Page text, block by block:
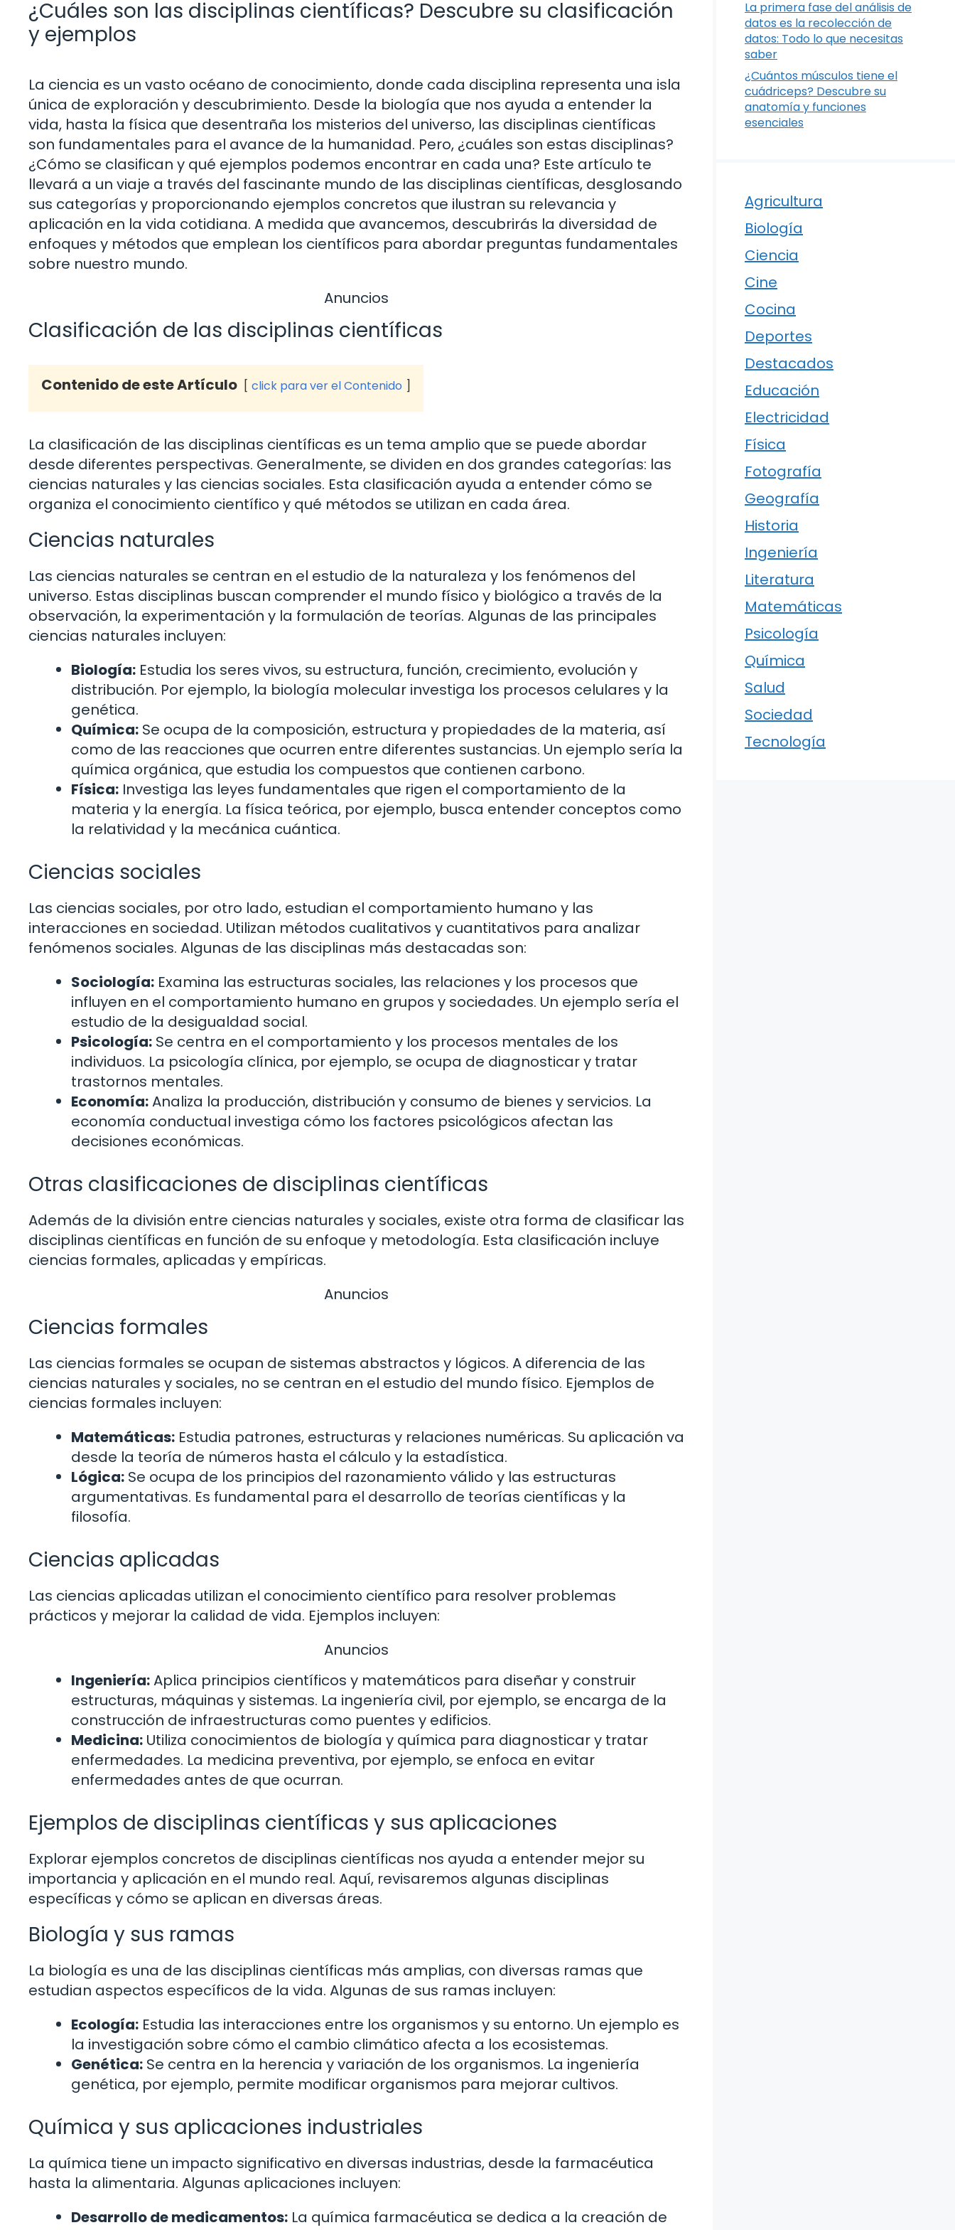
¿Cuáles son las disciplinas científicas? Descubre su clasificación
y ejemplos
La ciencia es un vasto océano de conocimiento, donde cada disciplina representa una isla
única de exploración y descubrimiento. Desde la biología que nos ayuda a entender la
vida, hasta la física que desentraña los misterios del universo, las disciplinas científicas
son fundamentales para el avance de la humanidad. Pero, ¿cuáles son estas disciplinas?
¿Cómo se clasifican y qué ejemplos podemos encontrar en cada una? Este artículo te
llevará a un viaje a través del fascinante mundo de las disciplinas científicas, desglosando
sus categorías y proporcionando ejemplos concretos que ilustran su relevancia y
aplicación en la vida cotidiana. A medida que avancemos, descubrirás la diversidad de
enfoques y métodos que emplean los científicos para abordar preguntas fundamentales
sobre nuestro mundo.
Anuncios
Clasificación de las disciplinas científicas
Contenido de este Artículo click para ver el Contenido
La clasificación de las disciplinas científicas es un tema amplio que se puede abordar
desde diferentes perspectivas. Generalmente, se dividen en dos grandes categorías: las
ciencias naturales y las ciencias sociales. Esta clasificación ayuda a entender cómo se
organiza el conocimiento científico y qué métodos se utilizan en cada área.
Ciencias naturales
Las ciencias naturales se centran en el estudio de la naturaleza y los fenómenos del
universo. Estas disciplinas buscan comprender el mundo físico y biológico a través de la
observación, la experimentación y la formulación de teorías. Algunas de las principales
ciencias naturales incluyen:
Biología: Estudia los seres vivos, su estructura, función, crecimiento, evolución y
distribución. Por ejemplo, la biología molecular investiga los procesos celulares y la
genética.
Química: Se ocupa de la composición, estructura y propiedades de la materia, así
como de las reacciones que ocurren entre diferentes sustancias. Un ejemplo sería la
química orgánica, que estudia los compuestos que contienen carbono.
Física: Investiga las leyes fundamentales que rigen el comportamiento de la
materia y la energía. La física teórica, por ejemplo, busca entender conceptos como
la relatividad y la mecánica cuántica.
Ciencias sociales
Las ciencias sociales, por otro lado, estudian el comportamiento humano y las
interacciones en sociedad. Utilizan métodos cualitativos y cuantitativos para analizar
fenómenos sociales. Algunas de las disciplinas más destacadas son:
Sociología: Examina las estructuras sociales, las relaciones y los procesos que
influyen en el comportamiento humano en grupos y sociedades. Un ejemplo sería el
estudio de la desigualdad social.
Psicología: Se centra en el comportamiento y los procesos mentales de los
individuos. La psicología clínica, por ejemplo, se ocupa de diagnosticar y tratar
trastornos mentales.
Economía:Analiza la producción, distribución y consumo de bienes y servicios. La
economía conductual investiga cómo los factores psicológicos afectan las
decisiones económicas.
Otras clasificaciones de disciplinas científicas
Además de la división entre ciencias naturales y sociales, existe otra forma de clasificar las
disciplinas científicas en función de su enfoque y metodología. Esta clasificación incluye
ciencias formales, aplicadas y empíricas.
Anuncios
Ciencias formales
Las ciencias formales se ocupan de sistemas abstractos y lógicos. A diferencia de las
ciencias naturales y sociales, no se centran en el estudio del mundo físico. Ejemplos de
ciencias formales incluyen:
Matemáticas: Estudia patrones, estructuras y relaciones numéricas. Su aplicación va
desde la teoría de números hasta el cálculo y la estadística.
Lógica: Se ocupa de los principios del razonamiento válido y las estructuras
argumentativas. Es fundamental para el desarrollo de teorías científicas y la
filosofía.
Ciencias aplicadas
Las ciencias aplicadas utilizan el conocimiento científico para resolver problemas
prácticos y mejorar la calidad de vida. Ejemplos incluyen:
Anuncios
Ingeniería:Aplica principios científicos y matemáticos para diseñar y construir
estructuras, máquinas y sistemas. La ingeniería civil, por ejemplo, se encarga de la
construcción de infraestructuras como puentes y edificios.
Medicina: Utiliza conocimientos de biología y química para diagnosticar y tratar
enfermedades. La medicina preventiva, por ejemplo, se enfoca en evitar
enfermedades antes de que ocurran.
Ejemplos de disciplinas científicas y sus aplicaciones
Explorar ejemplos concretos de disciplinas científicas nos ayuda a entender mejor su
importancia y aplicación en el mundo real. Aquí, revisaremos algunas disciplinas
específicas y cómo se aplican en diversas áreas.
Biología y sus ramas
La biología es una de las disciplinas científicas más amplias, con diversas ramas que
estudian aspectos específicos de la vida. Algunas de sus ramas incluyen:
Ecología: Estudia las interacciones entre los organismos y su entorno. Un ejemplo es
la investigación sobre cómo el cambio climático afecta a los ecosistemas.
Genética: Se centra en la herencia y variación de los organismos. La ingeniería
genética, por ejemplo, permite modificar organismos para mejorar cultivos.
Química y sus aplicaciones industriales
La química tiene un impacto significativo en diversas industrias, desde la farmacéutica
hasta la alimentaria. Algunas aplicaciones incluyen:
Desarrollo de medicamentos: La química farmacéutica se dedica a la creación de
La primera fase del análisis de
datos es la recolección de
datos: Todo lo que necesitas
saber
¿Cuántos músculos tiene el
cuádriceps? Descubre su
anatomía y funciones
esenciales
Agricultura
Biología
Ciencia
Cine
Cocina
Deportes
Destacados
Educación
Electricidad
Física
Fotografía
Geografía
Historia
Ingeniería
Literatura
Matemáticas
Psicología
Química
Salud
Sociedad
Tecnología